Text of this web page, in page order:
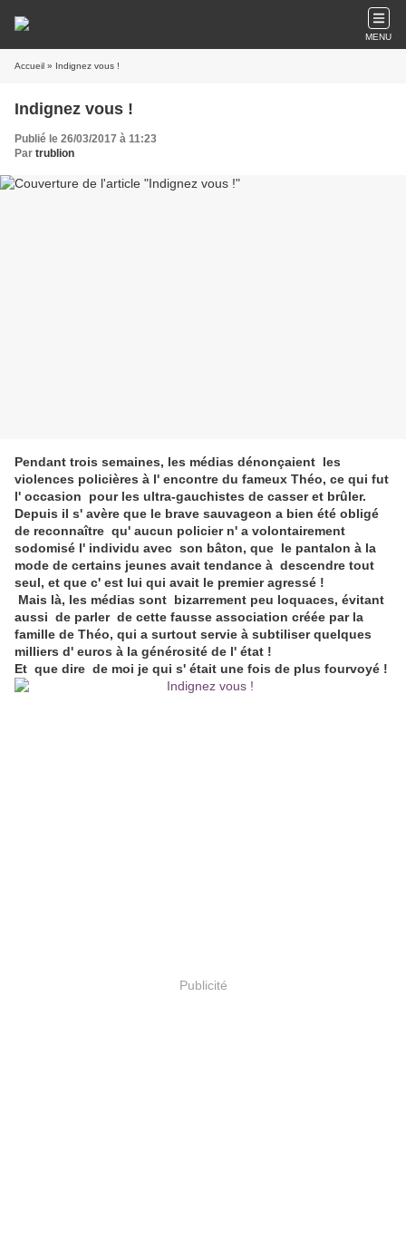
MENU
Accueil » Indignez vous !
Indignez vous !
Publié le 26/03/2017 à 11:23
Par trublion
Pendant trois semaines, les médias dénonçaient les
violences policières à l' encontre du fameux Théo, ce qui fut
l' occasion pour les ultra-gauchistes de casser et brûler.
Depuis il s' avère que le brave sauvageon a bien été obligé
de reconnaître qu' aucun policier n' a volontairement
sodomisé l' individu avec son bâton, que le pantalon à la
mode de certains jeunes avait tendance à descendre tout
seul, et que c' est lui qui avait le premier agressé !
Mais là, les médias sont bizarrement peu loquaces, évitant
aussi de parler de cette fausse association créée par la
famille de Théo, qui a surtout servie à subtiliser quelques
milliers d' euros à la générosité de l' état !
Et que dire de moi je qui s' était une fois de plus fourvoyé !
Publicité